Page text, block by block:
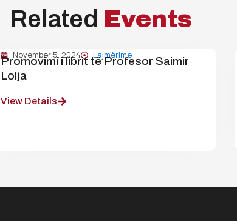
Related Events
November 5, 2024 Lajmërime
Promovimi i librit të Profesor Saimir
Lolja
View Details